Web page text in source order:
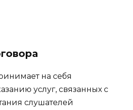
на себя
услуг, связанных с
слушателей